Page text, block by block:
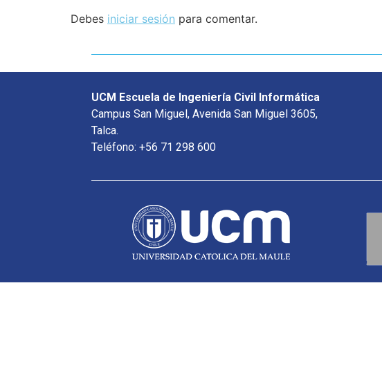
Debes iniciar sesión para comentar.
UCM Escuela de Ingeniería Civil Informática
Campus San Miguel, Avenida San Miguel 3605,
Talca.
Teléfono: +56 71 298 600